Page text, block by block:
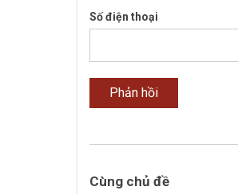
Số điện thoại
Cùng chủ đề